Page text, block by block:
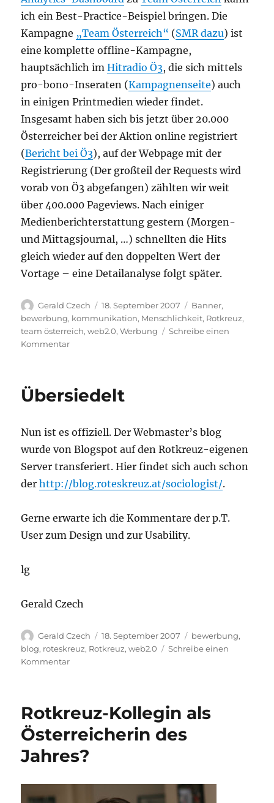
ich ein Best-Practice-Beispiel bringen. Die
Kampagne „Team Österreich“ (SMR dazu) ist
eine komplette offline-Kampagne,
hauptsächlich imHitradio Ö3, die sich mittels
pro-bono-Inseraten (Kampagnenseite) auch
in einigen Printmedien wieder findet.
Insgesamt haben sich bis jetzt über 20.000
Österreicher bei der Aktion online registriert
(Bericht bei Ö3), auf der Webpage mit der
Registrierung (Der großteil der Requests wird
vorab von Ö3 abgefangen) zählten wir weit
über 400.000 Pageviews. Nach einiger
Medienberichterstattung gestern (Morgen-
und Mittagsjournal, …) schnellten die Hits
gleich wieder auf den doppelten Wert der
Vortage – eine Detailanalyse folgt später.
Autor
Gerald Czech
Veröffentlicht
am
18. September 2007 Kategorien
Banner,
bewerbung, kommunikation, Menschlichkeit, Rotkreuz,
team österreich,web2.0,Werbung
Schreibe einen
Kommentarzu
Medienbruch?
Übersiedelt
Nun ist es offiziell. Der Webmaster’s blog
wurde von Blogspot auf den Rotkreuz-eigenen
Server transferiert. Hier findet sich auch schon
derhttp://blog.roteskreuz.at/sociologist/.
Gerne erwarte ich die Kommentare der p.T.
User zum Design und zur Usability.
lg
Gerald Czech
Autor
Gerald Czech
Veröffentlicht
am
18. September 2007 Kategorien
bewerbung,
blog, roteskreuz, Rotkreuz,web2.0
Schreibe einen
Kommentarzu
Rotkreuz-Kollegin als
Österreicherin des
Jahres?